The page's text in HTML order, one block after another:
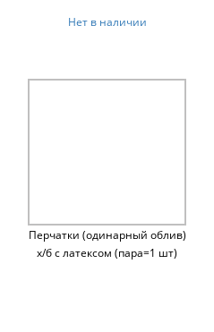
Нет в наличии
Перчатки (одинарный облив)
х/б с латексом (пара=1 шт)